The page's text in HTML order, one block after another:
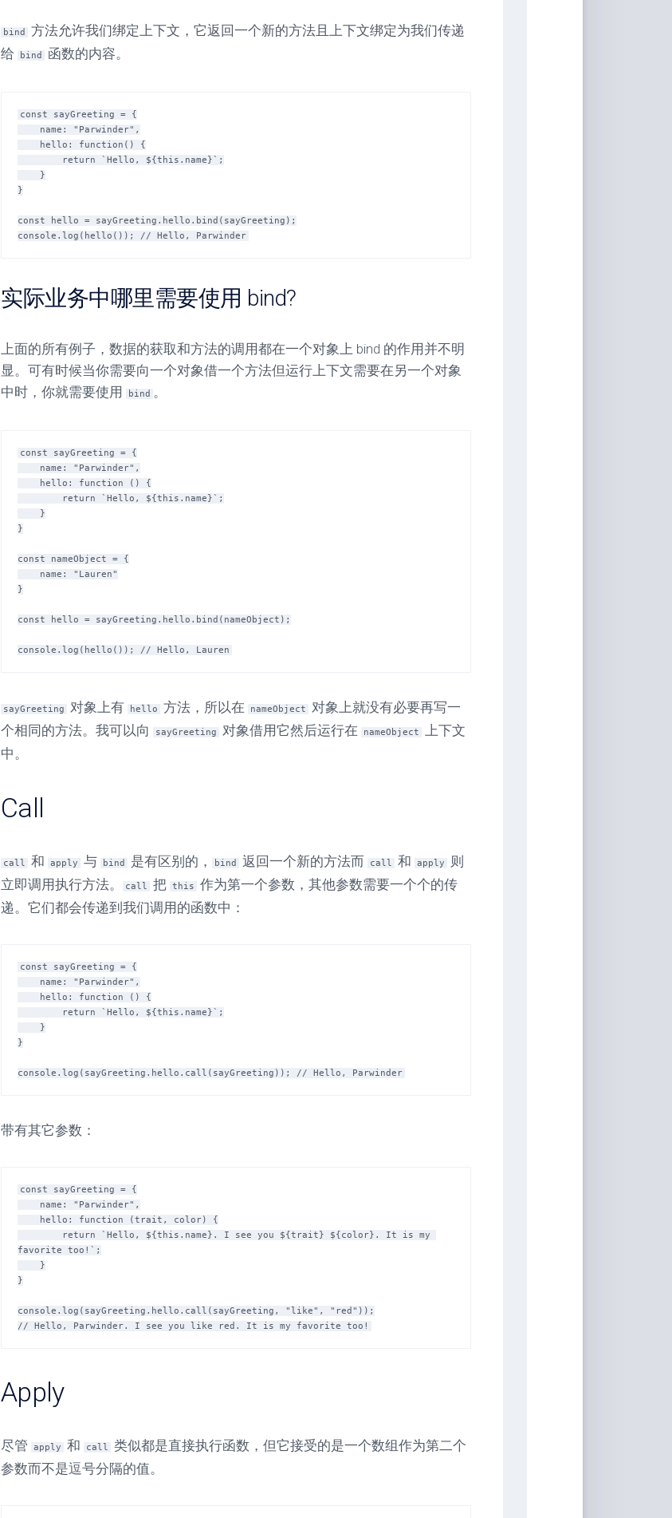
bind
方法允许我们绑定上下文，它返回一个新的方法且上下文绑定为我们传递
给
bind 函数的内容。
const sayGreeting = {
}
const hello = sayGreeting.hello.bind(sayGreeting);
实际业务中哪里需要使用 bind?
上面的所有例子，数据的获取和方法的调用都在一个对象上 bind 的作用并不明
显。可有时候当你需要向一个对象借一个方法但运行上下文需要在另一个对象
中时，你就需要使用
bind 。
const sayGreeting = {
}
const nameObject = {
}
const hello = sayGreeting.hello.bind(nameObject);
sayGreeting 对象上有 hello 方法，所以在 nameObject
对象上就没有必要再写一
个相同的方法。我可以向
sayGreeting 对象借用它然后运行在 nameObject
上下文
中。
Call
call 和 apply 与 bind 是有区别的， bind 返回一个新的方法而 call 和 apply
则
立即调用执行方法。
call 把 this
作为第一个参数，其他参数需要一个个的传
递。它们都会传递到我们调用的函数中：
const sayGreeting = {
}
带有其它参数：
const sayGreeting = {
favorite too!`;
}
console.log(sayGreeting.hello.call(sayGreeting, "like", "red"));
Apply
尽管 apply 和 call
类似都是直接执行函数，但它接受的是一个数组作为第二个
参数而不是逗号分隔的值。